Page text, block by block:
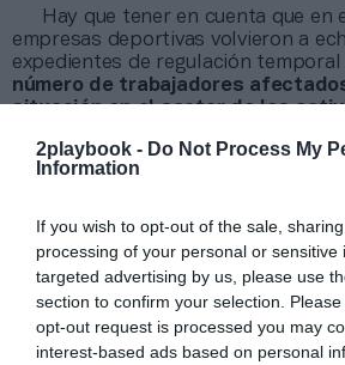
2playbook - Do Not Process My
Information
If you wish to opt-out of the sale,
processing of your personal or sensitive
targeted advertising by us, please use
section to confirm your selection.
opt-out request is processed you may
interest-based ads based on personal
Hay que tener en cuenta que en
empresas deportivas volvieron a
expedientes de regulación temporal
número de trabajadores
situación en el sector de las
alcanzó los 4.468 en el arranque
más que en diciembre de 2021
y Migraciones esta semana.
La variante ómicron trajo de
restricciones que afectaban a
deportivos.
Del total de 4.468
de este sector actividad, 2.308 eran
que 2.130 eran mujeres.